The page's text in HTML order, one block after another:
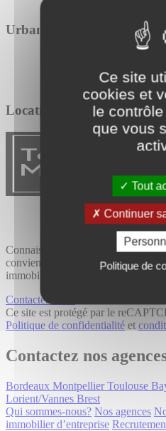
Ce site
cookies et
le
que vous
Tout
Continuer
Politique de
Urbanisme
Location / Vente
Connaissance du terrain et
convient avec Tourny Meyer,
immobilier professionnel.
Contactez-nous
Ce site est protégé par le
Politique de confidentialité et
Contactez nos
Bordeaux Montpellier Toulouse
Lorient/Vannes Brest
Qui sommes-nous? Nos agences
immobilier d’entreprise